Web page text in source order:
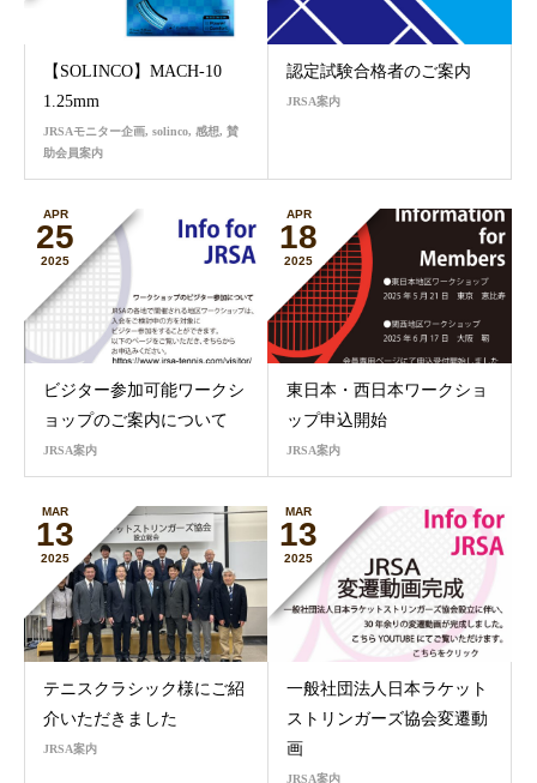
【SOLINCO】MACH-10
1.25mm
JRSAモニター企画, solinco, 感想, 賛
助会員案内
認定試験合格者のご案内
JRSA案内
APR
25
2025
ビジター参加可能ワークシ
ョップのご案内について
JRSA案内
APR
18
2025
東日本・西日本ワークショ
ップ申込開始
JRSA案内
MAR
13
2025
テニスクラシック様にご紹
介いただきました
JRSA案内
MAR
13
2025
一般社団法人日本ラケット
ストリンガーズ協会変遷動
画
JRSA案内